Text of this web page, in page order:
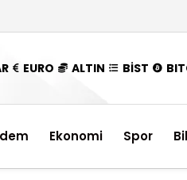
EURO ALTIN BİST
Ekonomi Spor